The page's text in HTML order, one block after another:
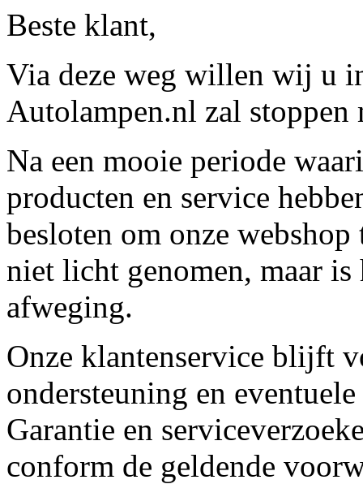
Beste klant,
Via deze weg willen wij u
Autolampen.nl zal stoppen
Na een mooie periode
producten en service
besloten om onze
niet licht genomen, maar
afweging.
Onze klantenservice blijft
ondersteuning en
Garantie en
conform de geldende